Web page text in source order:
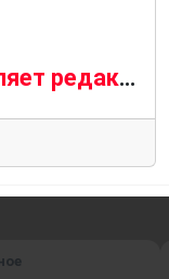
DaVinci Resolve 21 добавляет редактирование фотографий в формате RAW